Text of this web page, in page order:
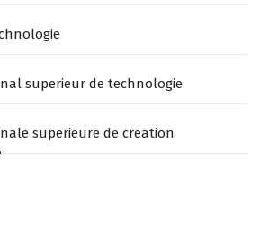
superieur de technologie
superieure de creation